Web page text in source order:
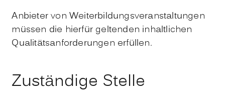
Anbieter von Weiterbildungsveranstaltungen
müssen die hierfür geltenden inhaltlichen
Qualitätsanforderungen erfüllen.
Zuständige Stelle